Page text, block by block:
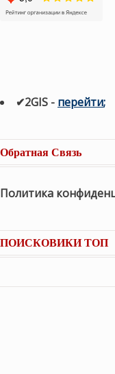
✔2GIS - перейти;
Обратная Связь
Политика
ПОИСКОВИКИ ТОП